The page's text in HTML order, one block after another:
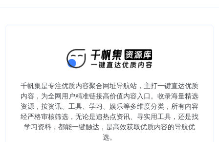
千帆集是专注优质内容聚合网址导航站，主打一键直达优质
内容，为全网用户精准链接高价值内容入口。​收录海量精选
资源，按资讯、工具、学习、娱乐等多维度分类，所有内容
经严格审核筛选，无论是追热点资讯、寻实用工具，还是找
学习资料，都能一键触达，是高效获取优质内容的导航优
选。